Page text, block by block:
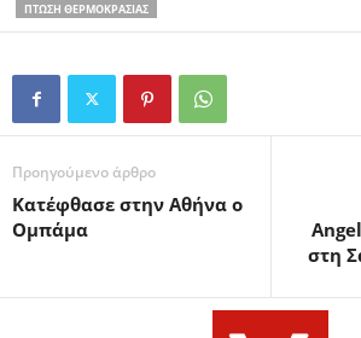
ΠΤΏΣΗ ΘΕΡΜΟΚΡΑΣΊΑΣ
Προηγούμενο άρθρο
Κατέφθασε στην Αθήνα ο
Ομπάμα
στη